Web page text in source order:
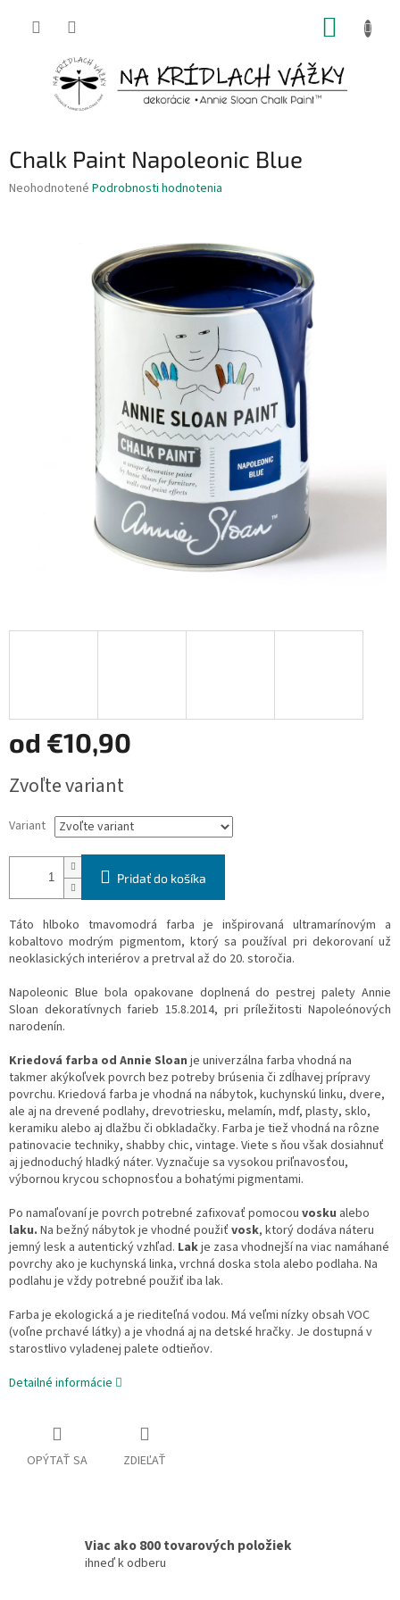
Chalk Paint Napoleonic Blue
Priemerné
Neohodnotené Podrobnosti hodnotenia
od €10,90
cena:
Zvoľte variant
Variant
Pridať do košíka
Táto hlboko tmavomodrá farba je inšpirovaná ultramarínovým a
kobaltovo modrým pigmentom, ktorý sa používal pri dekorovaní už
neoklasických interiérov a pretrval až do 20. storočia.
Napoleonic Blue bola opakovane doplnená do pestrej palety Annie
Sloan dekoratívnych farieb 15.8.2014, pri príležitosti Napoleónových
narodenín.
Kriedová farba od Annie Sloan je univerzálna farba vhodná na
takmer akýkoľvek povrch bez potreby brúsenia či zdĺhavej prípravy
povrchu. Kriedová farba je vhodná na nábytok, kuchynskú linku, dvere,
ale aj na drevené podlahy, drevotriesku, melamín, mdf, plasty, sklo,
keramiku alebo aj dlažbu či obkladačky. Farba je tiež vhodná na rôzne
patinovacie techniky, shabby chic, vintage. Viete s ňou však dosiahnuť
aj jednoduchý hladký náter. Vyznačuje sa vysokou priľnavosťou,
výbornou krycou schopnosťou a bohatými pigmentami.
Po namaľovaní je povrch potrebné zafixovať pomocou vosku alebo
laku. Na bežný nábytok je vhodné použiť vosk, ktorý dodáva náteru
jemný lesk a autentický vzhľad. Lakje zasa vhodnejší na viac namáhané
povrchy ako je kuchynská linka, vrchná doska stola alebo podlaha. Na
podlahu je vždy potrebné použiť iba lak.
Farba je ekologická a je riediteľná vodou. Má veľmi nízky obsah VOC
(voľne prchavé látky) a je vhodná aj na detské hračky. Je dostupná v
starostlivo vyladenej palete odtieňov.
Detailné informácie
OPÝTAŤ SA ZDIEĽAŤ
Viac ako 800 tovarových položiek
ihneď k odberu